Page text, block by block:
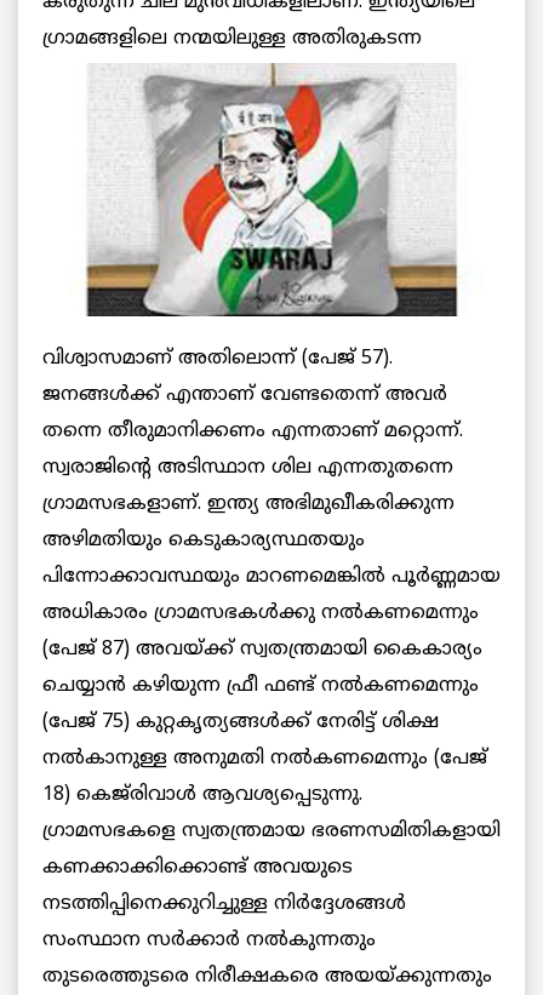
ഗ്രാമങ്ങളിലെ നന്മയിലുള്ള അതിരുകടന്ന
വിശ്വാസമാണ് അതിലൊന്ന് (പേജ് 57).
ജനങ്ങള്‍ക്ക് എന്താണ് വേണ്ടതെന്ന് അവര്‍
തന്നെ തീരുമാനിക്കണം എന്നതാണ് മറ്റൊന്ന്.
സ്വരാജിന്റെ അടിസ്ഥാന ശില എന്നതുതന്നെ
ഗ്രാമസഭകളാണ്. ഇന്ത്യ അഭിമുഖീകരിക്കുന്ന
അഴിമതിയും കെടുകാര്യസ്ഥതയും
പിന്നോക്കാവസ്ഥയും മാറണമെങ്കില്‍ പൂര്‍ണ്ണമായ
അധികാരം ഗ്രാമസഭകള്‍ക്കു നല്‍കണമെന്നും
(പേജ് 87) അവയ്ക്ക് സ്വതന്ത്രമായി കൈകാര്യം
ചെയ്യാന്‍ കഴിയുന്ന ഫ്രീ ഫണ്ട് നല്‍കണമെന്നും
(പേജ് 75) കുറ്റകൃത്യങ്ങള്‍ക്ക് നേരിട്ട് ശിക്ഷ
നല്‍കാനുള്ള അനുമതി നല്‍കണമെന്നും (പേജ്
18) കെജ്‌രിവാള്‍ ആവശ്യപ്പെടുന്നു.
ഗ്രാമസഭകളെ സ്വതന്ത്രമായ ഭരണസമിതികളായി
കണക്കാക്കിക്കൊണ്ട് അവയുടെ
നടത്തിപ്പിനെക്കുറിച്ചുള്ള നിര്‍ദ്ദേശങ്ങള്‍
സംസ്ഥാന സര്‍ക്കാര്‍ നല്‍കുന്നതും
തുടരെത്തുടരെ നിരീക്ഷകരെ അയയ്ക്കുന്നതും